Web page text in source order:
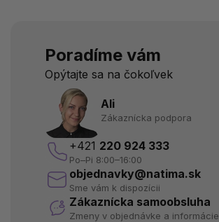
Poradíme vám
Opýtajte sa na čokoľvek
Ali
Zákaznícka podpora
+421 220 924 333
Po–Pi 8:00–16:00
objednavky@natima.sk
Sme vám k dispozícii
Zákaznícka samoobsluha
Zmeny v objednávke a informácie